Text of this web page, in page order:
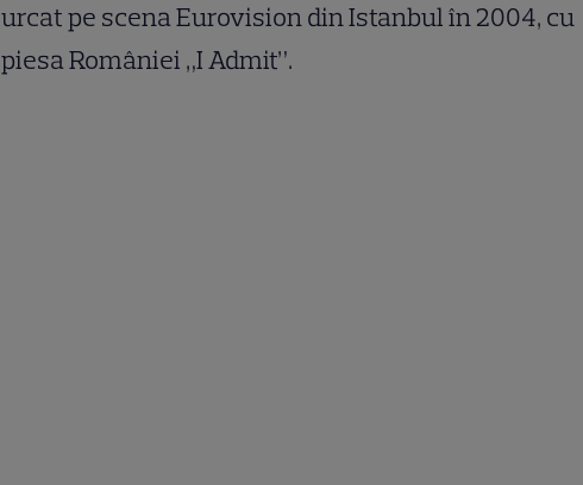
urcat pe scena Eurovision din Istanbul în 2004, cu
piesa României „I Admit”.